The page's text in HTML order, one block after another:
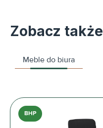
Zobacz także
Meble do biura
BHP